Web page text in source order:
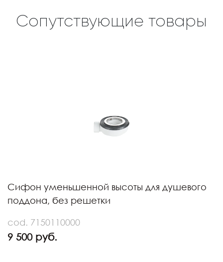
Сопутствующие товары
Сифон уменьшенной высоты для душевого
поддона, без решетки
cod. 7150110000
9 500 руб.